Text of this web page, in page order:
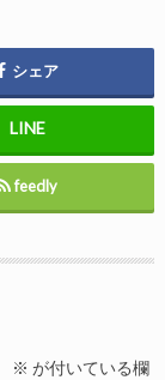
シェア
feedly
※ が付いている欄